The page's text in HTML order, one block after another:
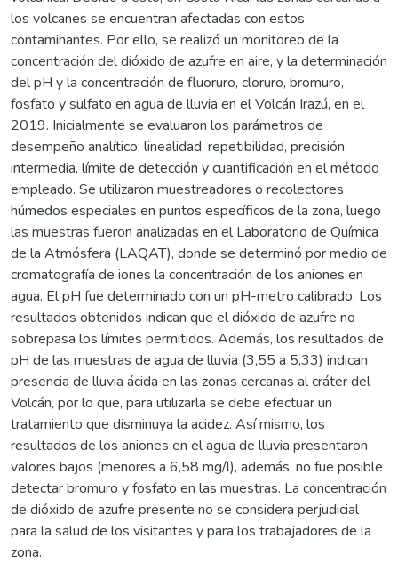
los volcanes se encuentran afectadas con estos
contaminantes. Por ello, se realizó un monitoreo de la
concentración del dióxido de azufre en aire, y la determinación
del pH y la concentración de fluoruro, cloruro, bromuro,
fosfato y sulfato en agua de lluvia en el Volcán Irazú, en el
2019. Inicialmente se evaluaron los parámetros de
desempeño analítico: linealidad, repetibilidad, precisión
intermedia, límite de detección y cuantificación en el método
empleado. Se utilizaron muestreadores o recolectores
húmedos especiales en puntos específicos de la zona, luego
las muestras fueron analizadas en el Laboratorio de Química
de la Atmósfera (LAQAT), donde se determinó por medio de
cromatografía de iones la concentración de los aniones en
agua. El pH fue determinado con un pH-metro calibrado. Los
resultados obtenidos indican que el dióxido de azufre no
sobrepasa los límites permitidos. Además, los resultados de
pH de las muestras de agua de lluvia (3,55 a 5,33) indican
presencia de lluvia ácida en las zonas cercanas al cráter del
Volcán, por lo que, para utilizarla se debe efectuar un
tratamiento que disminuya la acidez. Así mismo, los
resultados de los aniones en el agua de lluvia presentaron
valores bajos (menores a 6,58 mg/l), además, no fue posible
detectar bromuro y fosfato en las muestras. La concentración
de dióxido de azufre presente no se considera perjudicial
para la salud de los visitantes y para los trabajadores de la
zona.